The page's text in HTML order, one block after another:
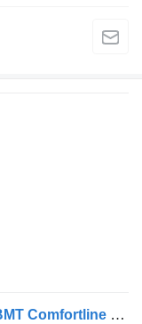
Volkswagen Passat Variant 2.0 TDI BMT Comfortline DSG